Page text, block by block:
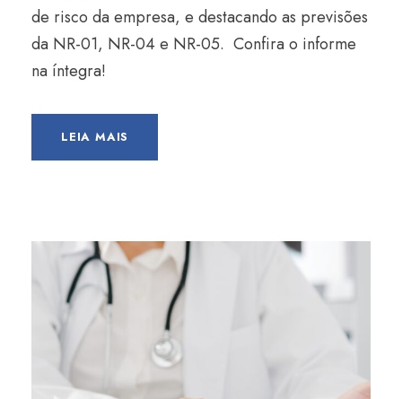
de risco da empresa, e destacando as previsões
da NR-01, NR-04 e NR-05. Confira o informe
na íntegra!
LEIA MAIS